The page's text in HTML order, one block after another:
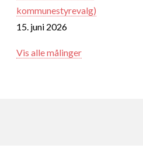
kommunestyrevalg)
15. juni 2026
Vis alle målinger